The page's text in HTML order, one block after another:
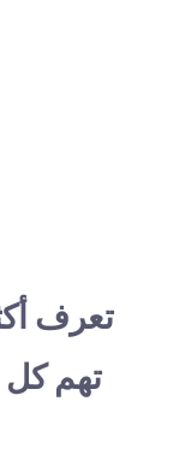
تعرف
تهم كل